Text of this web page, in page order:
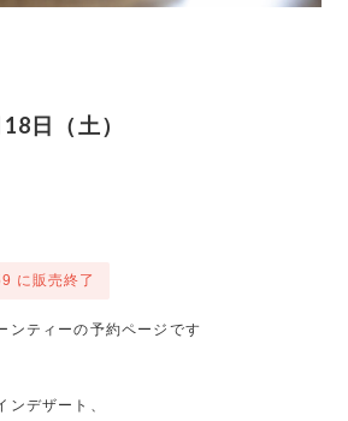
日（土）
に販売終了
ンティーの予約ページです
ンデザート、